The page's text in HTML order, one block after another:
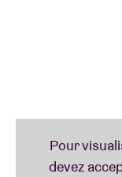
s’attelle à un
Bien décidé à
de son histoire,